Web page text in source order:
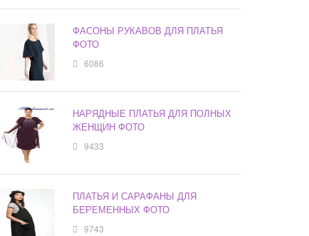
ФАСОНЫ РУКАВОВ ДЛЯ ПЛАТЬЯ
ФОТО
6086
НАРЯДНЫЕ ПЛАТЬЯ ДЛЯ ПОЛНЫХ
ЖЕНЩИН ФОТО
9433
ПЛАТЬЯ И САРАФАНЫ ДЛЯ
БЕРЕМЕННЫХ ФОТО
9743